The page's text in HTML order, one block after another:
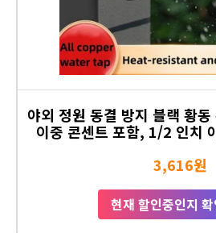
야외 정원 동결 방지 블랙 황
이중 콘센트 포함, 1/2 인치
3,616원
현재 할인중인지 확